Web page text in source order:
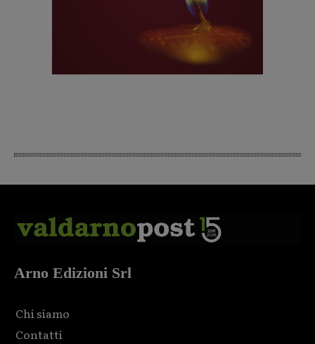
Arno Edizioni Srl
Chi siamo
Contatti